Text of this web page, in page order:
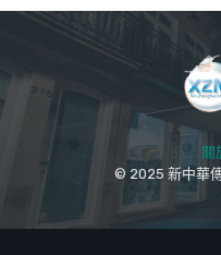
關
© 2025 新中華